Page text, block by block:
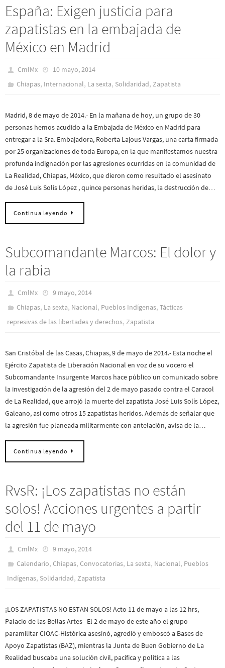
España: Exigen justicia para
zapatistas en la embajada de
México en Madrid
CmlMx
10 mayo, 2014
Chiapas, Internacional, La sexta, Solidaridad, Zapatista
Madrid, 8 de mayo de 2014.- En la mañana de hoy, un grupo de 30
personas hemos acudido a la Embajada de México en Madrid para
entregar a la Sra. Embajadora, Roberta Lajous Vargas, una carta firmada
por 25 organizaciones de toda Europa, en la que manifestamos nuestra
profunda indignación por las agresiones ocurridas en la comunidad de
La Realidad, Chiapas, México, que dieron como resultado el asesinato
de José Luis Solís López , quince personas heridas, la destrucción de…
Continua leyendo
Subcomandante Marcos: El dolor y
la rabia
CmlMx
9 mayo, 2014
Chiapas, La sexta, Nacional, Pueblos Indí­genas,Tácticas
represivas de las libertades y derechos, Zapatista
San Cristóbal de las Casas, Chiapas, 9 de mayo de 2014.- Esta noche el
Ejército Zapatista de Liberación Nacional en voz de su vocero el
Subcomandante Insurgente Marcos hace público un comunicado sobre
la investigación de la agresión del 2 de mayo pasado contra el Caracol
de La Realidad, que arrojó la muerte del zapatista José Luis Solís López,
Galeano, así como otros 15 zapatistas heridos. Además de señalar que
la agresión fue planeada militarmente con antelación, avisa de la…
Continua leyendo
RvsR: ¡Los zapatistas no están
solos! Acciones urgentes a partir
del 11 de mayo
CmlMx
9 mayo, 2014
Calendario,Chiapas,Convocatorias, La sexta, Nacional, Pueblos
Indí­genas, Solidaridad, Zapatista
¡LOS ZAPATISTAS NO ESTAN SOLOS! Acto 11 de mayo a las 12 hrs,
Palacio de las Bellas Artes El 2 de mayo de este año el grupo
paramilitar CIOAC-Histórica asesinó, agredió y emboscó a Bases de
Apoyo Zapatistas (BAZ), mientras la Junta de Buen Gobierno de La
Realidad buscaba una solución civil, pacífica y política a las